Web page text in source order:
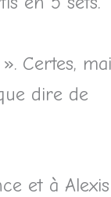
Certes,
dire de
et à Alexis